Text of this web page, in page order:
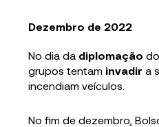
Dezembro de 2022
No dia da diplomação
grupos tentam invadir a
incendiam veículos.
No fim de dezembro,